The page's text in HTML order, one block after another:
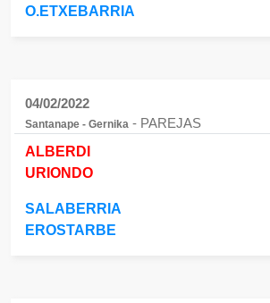
O.ETXEBARRIA
04/02/2022
Santanape - Gernika - PAREJAS
ALBERDI
URIONDO
SALABERRIA
EROSTARBE